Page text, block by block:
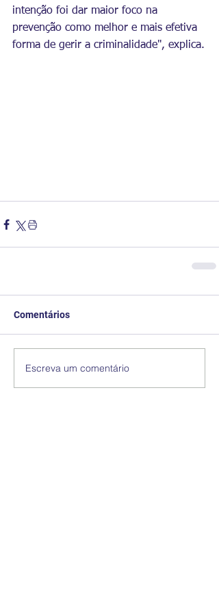
intenção foi dar maior foco na
prevenção como melhor e mais efetiva
forma de gerir a criminalidade", explica.
Comentários
Escreva um comentário